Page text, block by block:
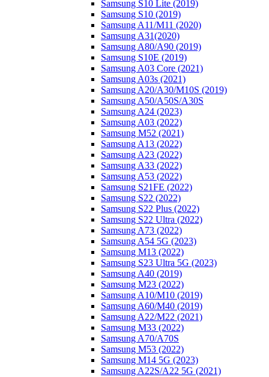
Samsung S10 Lite (2019)
Samsung S10 (2019)
Samsung A11/M11 (2020)
Samsung A31(2020)
Samsung A80/A90 (2019)
Samsung S10E (2019)
Samsung A03 Core (2021)
Samsung A03s (2021)
Samsung A20/A30/M10S (2019)
Samsung A50/A50S/A30S
Samsung A24 (2023)
Samsung A03 (2022)
Samsung M52 (2021)
Samsung A13 (2022)
Samsung A23 (2022)
Samsung A33 (2022)
Samsung A53 (2022)
Samsung S21FE (2022)
Samsung S22 (2022)
Samsung S22 Plus (2022)
Samsung S22 Ultra (2022)
Samsung A73 (2022)
Samsung A54 5G (2023)
Samsung M13 (2022)
Samsung S23 Ultra 5G (2023)
Samsung A40 (2019)
Samsung M23 (2022)
Samsung A10/M10 (2019)
Samsung A60/M40 (2019)
Samsung A22/M22 (2021)
Samsung M33 (2022)
Samsung A70/A70S
Samsung M53 (2022)
Samsung M14 5G (2023)
Samsung A22S/A22 5G (2021)